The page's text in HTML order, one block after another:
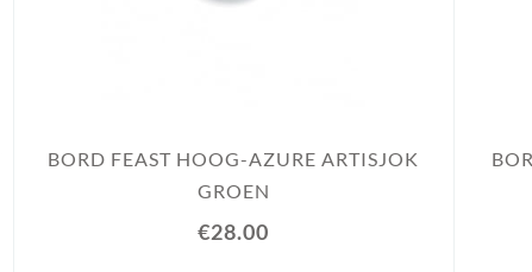
BORD FEAST HOOG-AZURE ARTISJOK
GROEN
€28.00